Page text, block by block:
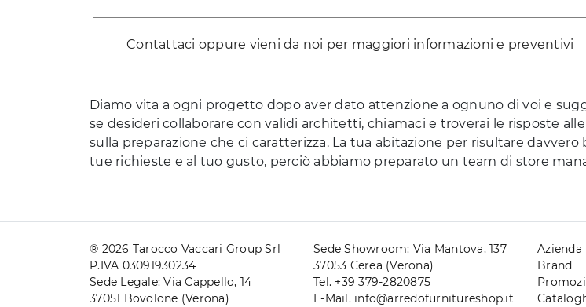
Contattaci oppure vieni da noi per maggiori informazioni e preventivi
Diamo vita a ogni progetto dopo aver dato attenzione a ognuno di voi e
se desideri collaborare con validi architetti, chiamaci e troverai le risposte
sulla preparazione che ci caratterizza. La tua abitazione per risultare
tue richieste e al tuo gusto, perciò abbiamo preparato un team di store
® 2026 Tarocco Vaccari Group Srl
P.IVA 03091930234
Sede Legale: Via Cappello, 14
37051 Bovolone (Verona)
Sede Showroom: Via Mantova, 137
37053 Cerea (Verona)
Tel. +39 379-2820875
E-Mail. info@arredofurnitureshop.it
Azienda
Brand